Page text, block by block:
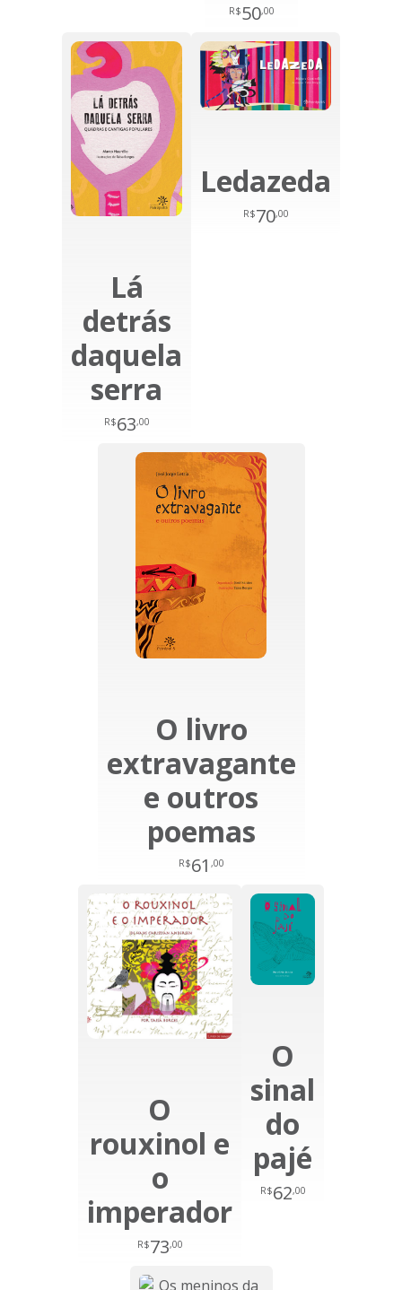
R$50,00
Lá
detrás
daquela
serra
R$63,00
Ledazeda
R$70,00
O livro
extravagante
e outros
poemas
R$61 ,00
O
rouxinol e
o
imperador
R$73,00
O
sinal
do
pajé
R$62,00